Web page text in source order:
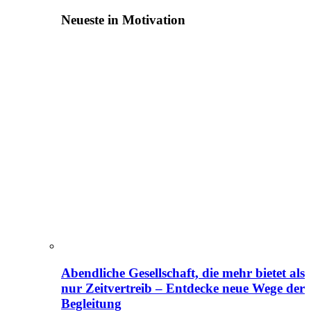
Neueste in Motivation
Abendliche Gesellschaft, die mehr bietet als
nur Zeitvertreib – Entdecke neue Wege der
Begleitung